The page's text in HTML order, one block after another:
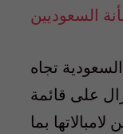
السعوديين
تجاه
على قائمة
بما